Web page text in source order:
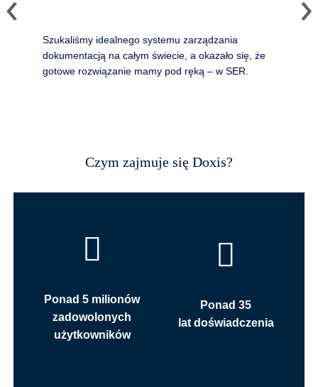
Szukaliśmy idealnego systemu zarządzania
dokumentacją na całym świecie, a okazało się, że
gotowe rozwiązanie mamy pod ręką – w SER.
Czym zajmuje się Doxis?
Ponad 5 milionów
zadowolonych
użytkowników
Ponad 35
lat doświadczenia